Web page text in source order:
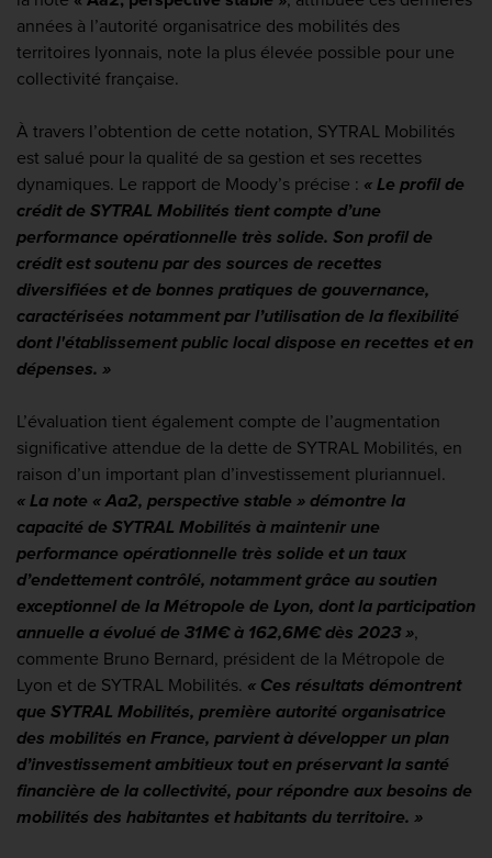
années à l’autorité organisatrice des mobilités des
territoires lyonnais, note la plus élevée possible pour une
collectivité française.
À travers l’obtention de cette notation, SYTRAL Mobilités
est salué pour la qualité de sa gestion et ses recettes
dynamiques. Le rapport de Moody’s précise : « Le profil de
crédit de SYTRAL Mobilités tient compte d’une
performance opérationnelle très solide. Son profil de
crédit est soutenu par des sources de recettes
diversifiées et de bonnes pratiques de gouvernance,
caractérisées notamment par l’utilisation de la flexibilité
dont l'établissement public local dispose en recettes et en
dépenses. »
L’évaluation tient également compte de l’augmentation
significative attendue de la dette de SYTRAL Mobilités, en
raison d’un important plan d’investissement pluriannuel.
« La note « Aa2, perspective stable » démontre la
capacité de SYTRAL Mobilités à maintenir une
performance opérationnelle très solide et un taux
d’endettement contrôlé, notamment grâce au soutien
exceptionnel de la Métropole de Lyon, dont la participation
annuelle a évolué de 31M€ à 162,6M€ dès 2023 »,
commente Bruno Bernard, président de la Métropole de
Lyon et de SYTRAL Mobilités. « Ces résultats démontrent
que SYTRAL Mobilités, première autorité organisatrice
des mobilités en France, parvient à développer un plan
d’investissement ambitieux tout en préservant la santé
financière de la collectivité, pour répondre aux besoins de
mobilités des habitantes et habitants du territoire. »